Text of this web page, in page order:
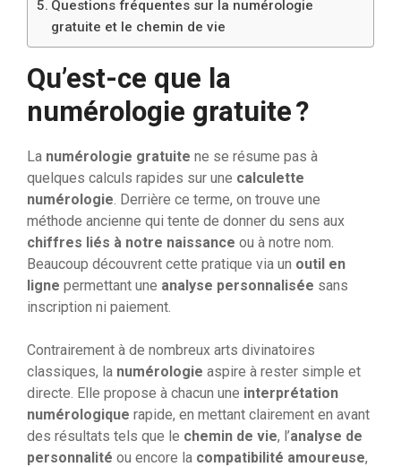
Questions fréquentes sur la numérologie
gratuite et le chemin de vie
Qu’est-ce que la
numérologie gratuite ?
La numérologie gratuite ne se résume pas à
quelques calculs rapides sur une calculette
numérologie . Derrière ce terme, on trouve une
méthode ancienne qui tente de donner du sens aux
chiffres liés à notre naissance ou à notre nom.
Beaucoup découvrent cette pratique via un outil en
ligne permettant une analyse personnalisée sans
inscription ni paiement.
Contrairement à de nombreux arts divinatoires
classiques, la numérologie aspire à rester simple et
directe. Elle propose à chacun une interprétation
numérologique rapide, en mettant clairement en avant
des résultats tels que le chemin de vie, l’analyse de
personnalité ou encore la compatibilité amoureuse,